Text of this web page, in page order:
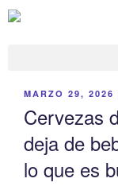
MARZO 29, 2026
Cervezas
deja de
lo que es